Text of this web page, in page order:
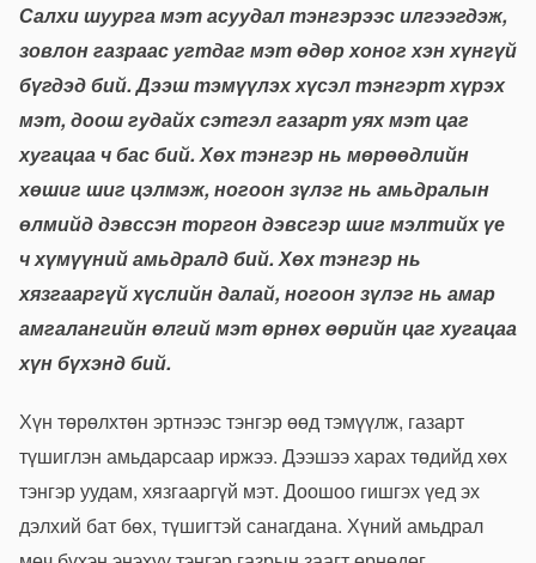
Салхи шуурга мэт асуудал тэнгэрээс илгээгдэж,
зовлон газраас угтдаг мэт өдөр хоног хэн хүнгүй
бүгдэд бий. Дээш тэмүүлэх хүсэл тэнгэрт хүрэх
мэт, доош гудайх сэтгэл газарт уях мэт цаг
хугацаа ч бас бий. Хөх тэнгэр нь мөрөөдлийн
хөшиг шиг цэлмэж, ногоон зүлэг нь амьдралын
өлмийд дэвссэн торгон дэвсгэр шиг мэлтийх үе
ч хүмүүний амьдралд бий. Хөх тэнгэр нь
хязгааргүй хүслийн далай, ногоон зүлэг нь амар
амгалангийн өлгий мэт өрнөх өөрийн цаг хугацаа
хүн бүхэнд бий.
Хүн төрөлхтөн эртнээс тэнгэр өөд тэмүүлж, газарт
түшиглэн амьдарсаар иржээ. Дээшээ харах төдийд хөх
тэнгэр уудам, хязгааргүй мэт. Доошоо гишгэх үед эх
дэлхий бат бөх, түшигтэй санагдана. Хүний амьдрал